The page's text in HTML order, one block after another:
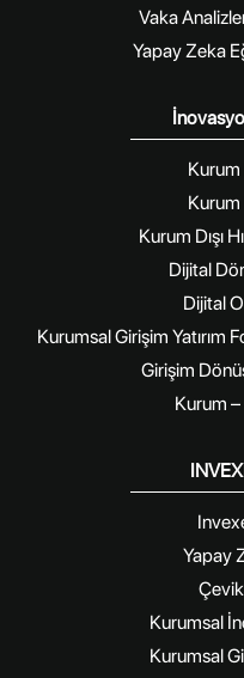
Vaka
Yapay Zeka
Kurum Dışı
Dijital
Dijital
Kurumsal Girişim Yatırım
Girişim
Kurum
Yapay
Kurumsal
Kurumsal